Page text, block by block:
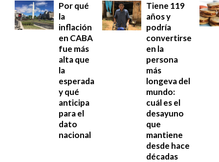
Por qué
la
inflación
en CABA
fue más
alta que
la
esperada
y qué
anticipa
para el
dato
nacional
Tiene 119
años y
podría
convertirse
en la
persona
más
longeva del
mundo:
cuál es el
desayuno
que
mantiene
desde hace
décadas